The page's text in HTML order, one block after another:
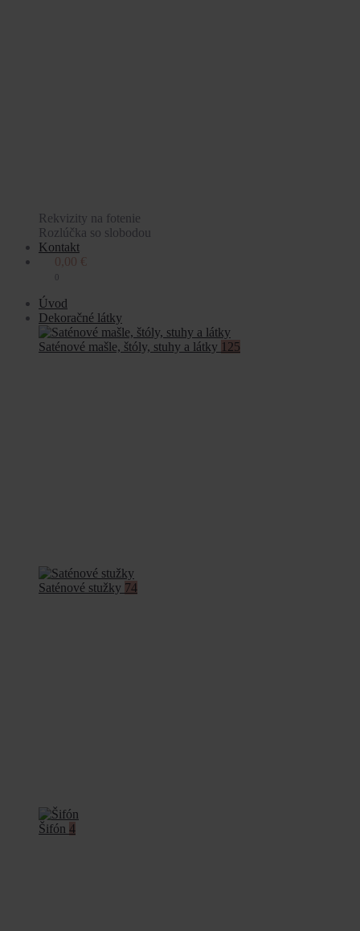
Rekvizity na fotenie
Rozlúčka so slobodou
Kontakt
0,00 €
0
Úvod
Dekoračné látky
Saténové mašle, štóly, stuhy a látky 125
Saténové stužky 74
Šifón 4